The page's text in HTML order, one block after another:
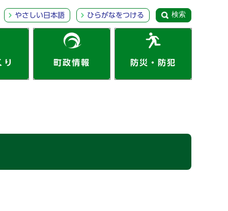
やさしい日本語 ひらがなをつける 検索
り 町政情報 防災・防犯